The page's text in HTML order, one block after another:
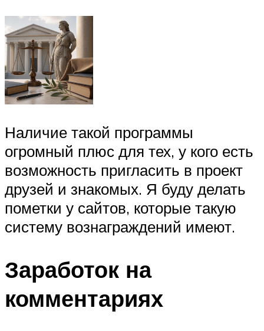
Наличие такой программы
огромный плюс для тех, у кого есть
возможность пригласить в проект
друзей и знакомых. Я буду делать
пометки у сайтов, которые такую
систему вознаграждений имеют.
Заработок на
комментариях